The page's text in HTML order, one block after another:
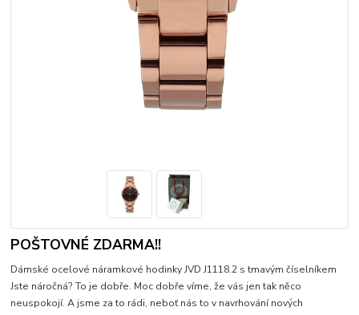
POŠTOVNÉ ZDARMA!!
Dámské ocelové náramkové hodinky JVD J1118.2 s tmavým číselníkem
Jste náročná? To je dobře. Moc dobře víme, že vás jen tak něco
neuspokojí. A jsme za to rádi, neboť nás to v navrhování nových